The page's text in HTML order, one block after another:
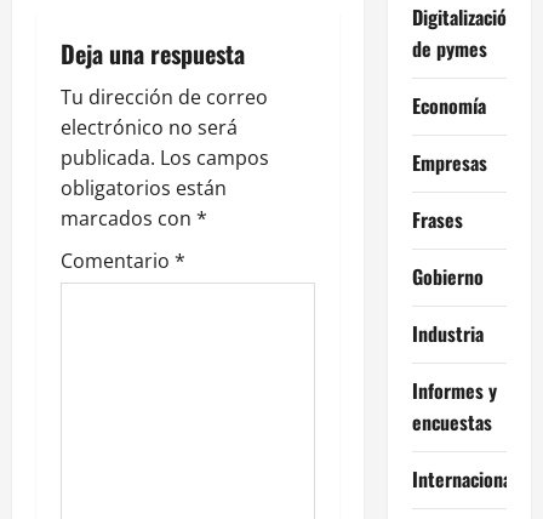
c
i
ó
n
d
e
Deja una respuesta
Tu dirección de correo
electrónico no será
publicada. Los campos
obligatorios están
marcados con *
Comentario *
Digitalización
de pymes
Economía
Empresas
Frases
Gobierno
Industria
Informes y
encuestas
Internacional